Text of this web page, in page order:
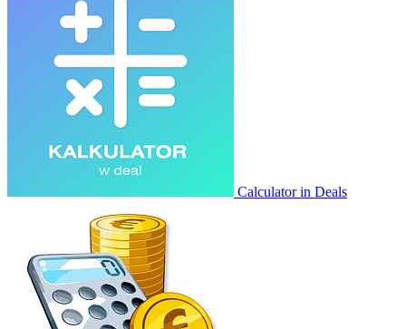
Calculator in Deals